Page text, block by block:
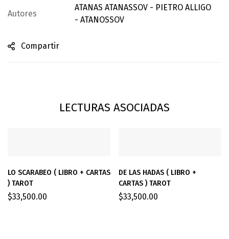
Autores
ATANAS ATANASSOV - PIETRO ALLIGO
- ATANOSSOV
Compartir
LECTURAS ASOCIADAS
LO SCARABEO ( LIBRO + CARTAS
) TAROT
$33,500.00
DE LAS HADAS ( LIBRO +
CARTAS ) TAROT
$33,500.00